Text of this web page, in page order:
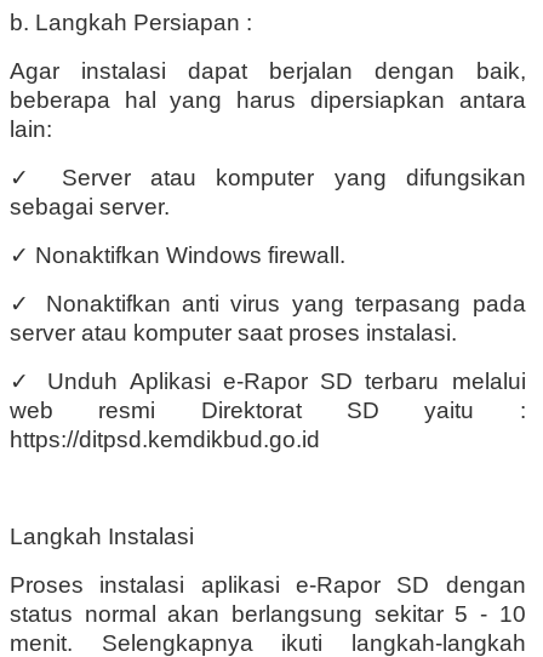
b. Langkah Persiapan :
Agar instalasi dapat berjalan dengan baik,
beberapa hal yang harus dipersiapkan antara
lain:
✓
Server atau komputer yang difungsikan
sebagai server.
✓ Nonaktifkan Windows firewall.
✓
Nonaktifkan anti virus yang terpasang pada
server atau komputer saat proses instalasi.
✓
Unduh Aplikasi e-Rapor SD terbaru melalui
web resmi Direktorat SD yaitu :
https://ditpsd.kemdikbud.go.id
Langkah Instalasi
Proses instalasi aplikasi e-Rapor SD dengan
status normal akan berlangsung sekitar 5 - 10
menit. Selengkapnya ikuti langkah-langkah